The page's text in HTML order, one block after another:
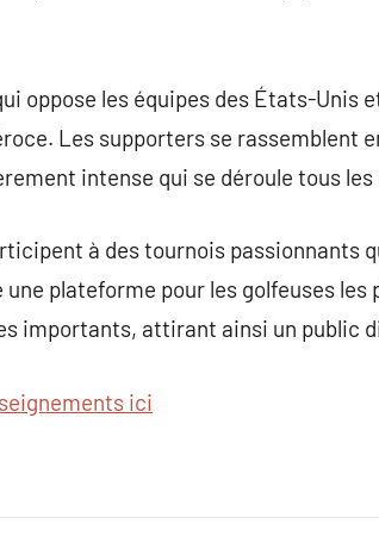
oppose les équipes des États-Unis
Les supporters se rassemblent
intense qui se déroule tous les
à des tournois passionnants
plateforme pour les golfeuses les
importants, attirant ainsi un public
ici